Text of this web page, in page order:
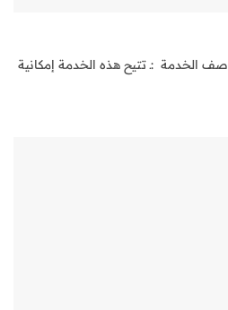
الخدمة :ـ تتيح هذه الخدمة إمكانية